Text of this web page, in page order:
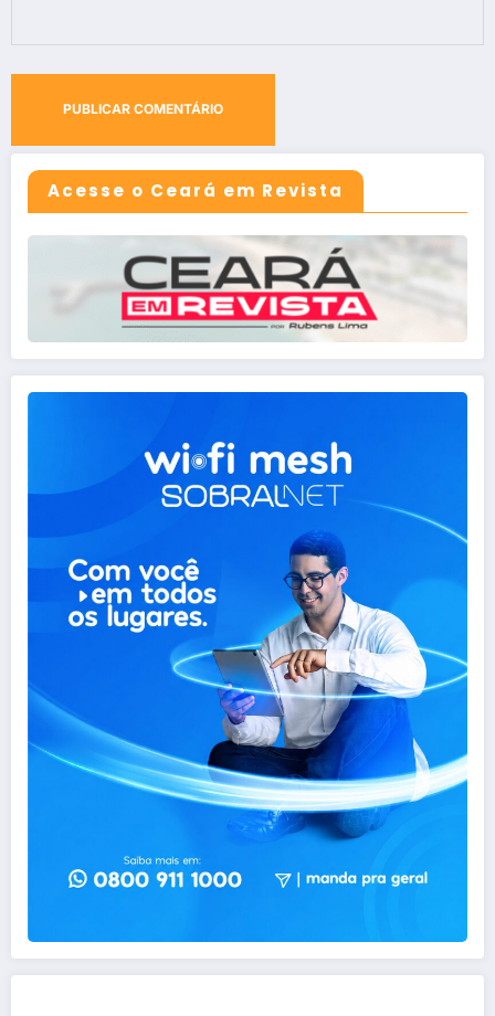
Acesse o Ceará em Revista